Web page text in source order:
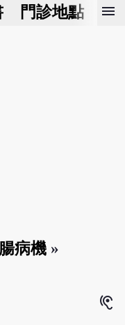
門診地點 預
menu
病機 »
hearing